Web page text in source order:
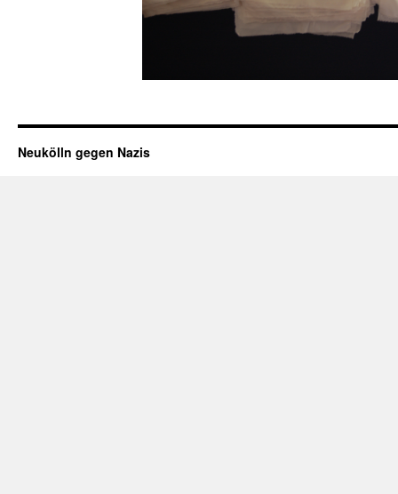
Neukölln gegen Nazis